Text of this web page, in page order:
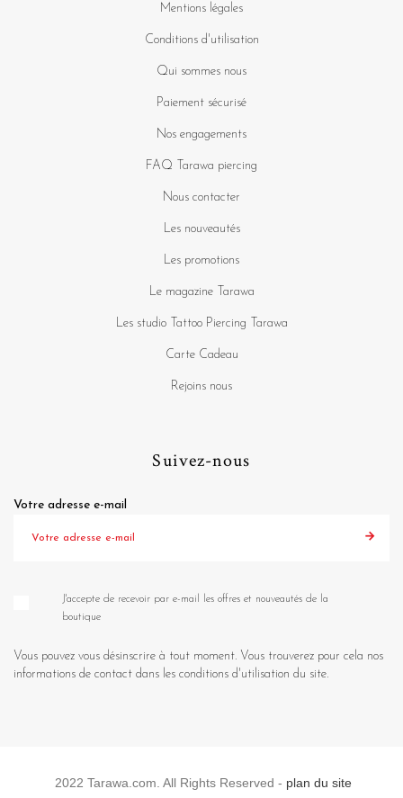
Mentions légales
Conditions d'utilisation
Qui sommes nous
Paiement sécurisé
Nos engagements
FAQ Tarawa piercing
Nous contacter
Les nouveautés
Les promotions
Le magazine Tarawa
Les studio Tattoo Piercing Tarawa
Carte Cadeau
Rejoins nous
Suivez-nous
Votre adresse e-mail
J'accepte de recevoir par e-mail les offres et nouveautés de la
boutique
Vous pouvez vous désinscrire à tout moment. Vous trouverez pour cela nos
informations de contact dans les conditions d'utilisation du site.
2022 Tarawa.com. All Rights Reserved - plan du site